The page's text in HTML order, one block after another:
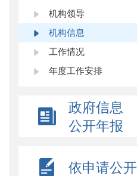
机构领导
机构信息
工作情况
年度工作安排
政府信息
公开年报
依申请公开